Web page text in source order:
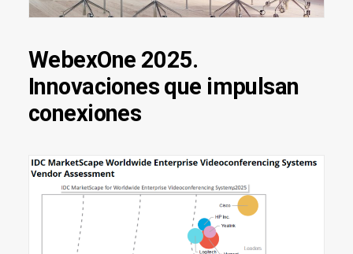
WebexOne 2025.
Innovaciones que impulsan
conexiones